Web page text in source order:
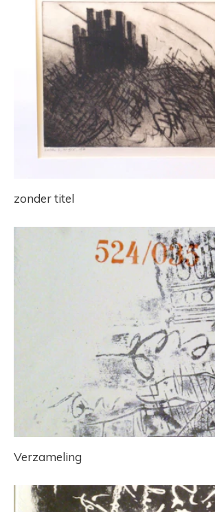
zonder titel
Verzameling